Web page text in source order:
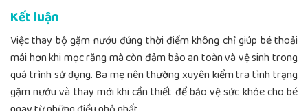
Kết luận
Việc thay bộ gặm nướu đúng thời điểm không chỉ giúp bé thoải
mái hơn khi mọc răng mà còn đảm bảo an toàn và vệ sinh trong
quá trình sử dụng. Ba mẹ nên thường xuyên kiểm tra tình trạng
gặm nướu và thay mới khi cần thiết để bảo vệ sức khỏe cho bé